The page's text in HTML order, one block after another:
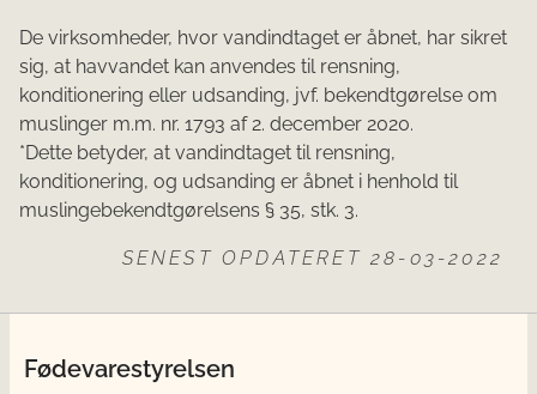
De virksomheder, hvor vandindtaget er åbnet, har sikret
sig, at havvandet kan anvendes til rensning,
konditionering eller udsanding, jvf. bekendtgørelse om
muslinger m.m. nr. 1793 af 2. december 2020.
*Dette betyder, at vandindtaget til rensning,
konditionering, og udsanding er åbnet i henhold til
muslingebekendtgørelsens § 35, stk. 3.
SENEST OPDATERET 28-03-2022
Fødevarestyrelsen